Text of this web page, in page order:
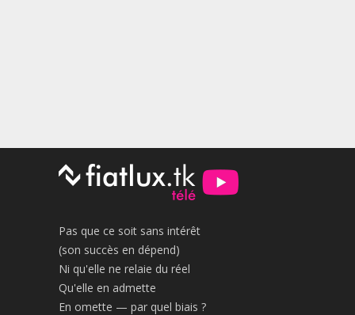
Pas que ce soit sans intérêt
(son succès en dépend)
Ni qu'elle ne relaie du réel
Qu'elle en admette
En omette — par quel biais ?